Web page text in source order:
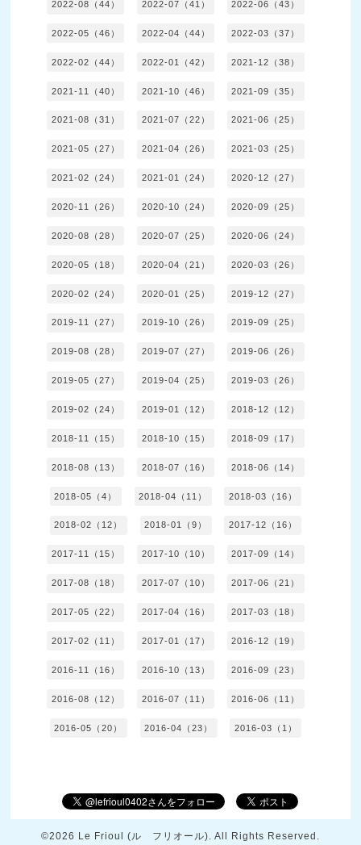
2022-08（44） 2022-07（41） 2022-06（43）
2022-05（46） 2022-04（44） 2022-03（37）
2022-02（44） 2022-01（42） 2021-12（38）
2021-11（40） 2021-10（46） 2021-09（35）
2021-08（31） 2021-07（22） 2021-06（25）
2021-05（27） 2021-04（26） 2021-03（25）
2021-02（24） 2021-01（24） 2020-12（27）
2020-11（26） 2020-10（24） 2020-09（25）
2020-08（28） 2020-07（25） 2020-06（24）
2020-05（18） 2020-04（21） 2020-03（26）
2020-02（24） 2020-01（25） 2019-12（27）
2019-11（27） 2019-10（26） 2019-09（25）
2019-08（28） 2019-07（27） 2019-06（26）
2019-05（27） 2019-04（25） 2019-03（26）
2019-02（24） 2019-01（12） 2018-12（12）
2018-11（15） 2018-10（15） 2018-09（17）
2018-08（13） 2018-07（16） 2018-06（14）
2018-05（4） 2018-04（11） 2018-03（16）
2018-02（12） 2018-01（9） 2017-12（16）
2017-11（15） 2017-10（10） 2017-09（14）
2017-08（18） 2017-07（10） 2017-06（21）
2017-05（22） 2017-04（16） 2017-03（18）
2017-02（11） 2017-01（17） 2016-12（19）
2016-11（16） 2016-10（13） 2016-09（23）
2016-08（12） 2016-07（11） 2016-06（11）
2016-05（20） 2016-04（23） 2016-03（1）
©2026 Le Frioul (ル フリオール). All Rights Reserved.